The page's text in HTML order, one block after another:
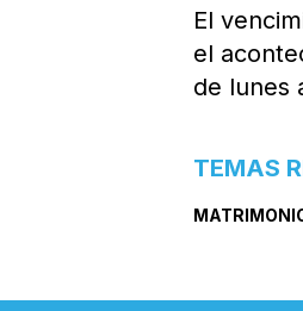
El
el
de lunes
TEMAS